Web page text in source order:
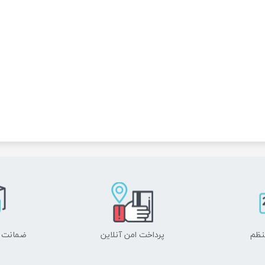
پرداخت امن آنلاین ضمانت